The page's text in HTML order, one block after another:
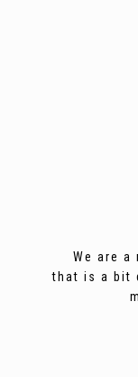
We are
that is a bit